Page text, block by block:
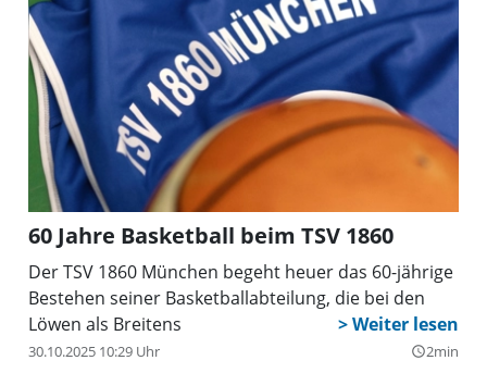
60 Jahre Basketball beim TSV 1860
Der TSV 1860 München begeht heuer das 60-jährige
Bestehen seiner Basketballabteilung, die bei den
Löwen als Breitens
30.10.2025 10:29 Uhr query_builder2min